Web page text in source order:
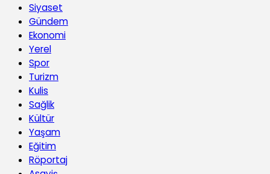
Siyaset
Gündem
Ekonomi
Yerel
Spor
Turizm
Kulis
Sağlik
Kültür
Yaşam
Eğitim
Röportaj